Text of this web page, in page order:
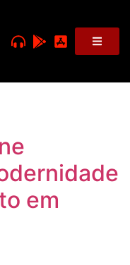
em